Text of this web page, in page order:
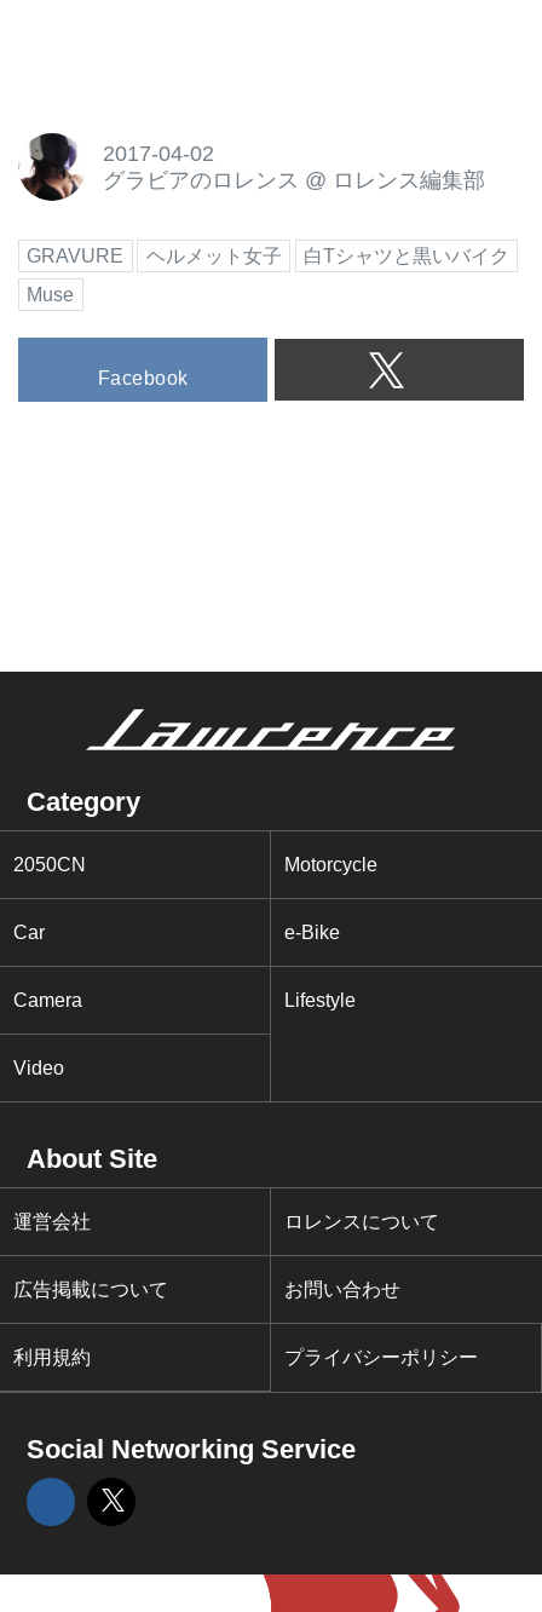
2017-04-02
グラビアのロレンス @ ロレンス編集部
GRAVURE ヘルメット女子
白Tシャツと黒いバイク
Muse
Facebook
Category
2050CN Motorcycle
Car e-Bike
Camera Lifestyle
Video
About Site
運営会社 ロレンスについて
広告掲載について お問い合わせ
利用規約 プライバシーポリシー
Social Networking Service